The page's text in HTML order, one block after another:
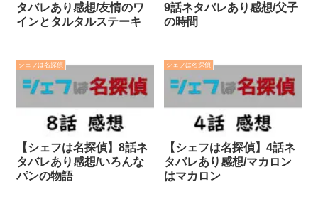
タバレあり感想/友情のワ
インとタルタルステーキ
9話ネタバレあり感想/父子
の時間
シェフは名探偵
【シェフは名探偵】8話ネ
タバレあり感想/いろんな
パンの物語
シェフは名探偵
【シェフは名探偵】4話ネ
タバレあり感想/マカロン
はマカロン